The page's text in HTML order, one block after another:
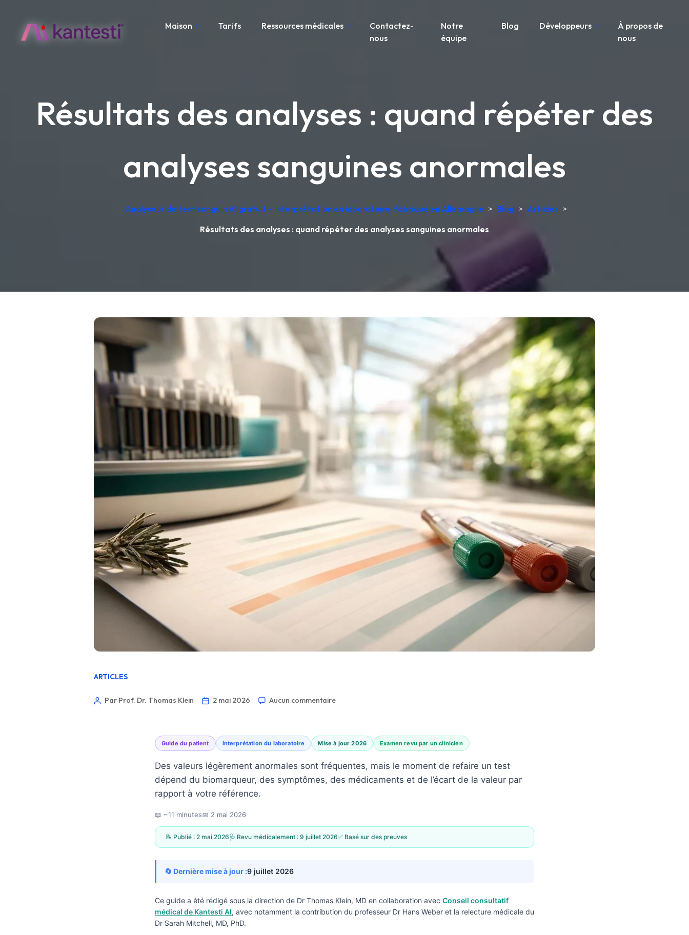
Maison Tarifs Ressources médicales
Contactez-
nous
Notre
équipe
Blog Développeurs
À propos de
nous
Résultats des analyses : quand répéter des
analyses sanguines anormales
Analyseur de test sanguin AI gratuit – Interprétation en laboratoire, fabriqué en Allemagne > Blog > Articles >
Résultats des analyses : quand répéter des analyses sanguines anormales
ARTICLES
Par Prof. Dr. Thomas Klein 2 mai 2026 Aucun commentaire
Guide du patient Interprétation du laboratoire Mise à jour 2026 Examen revu par un clinicien
Des valeurs légèrement anormales sont fréquentes, mais le moment de refaire un test
dépend du biomarqueur, des symptômes, des médicaments et de l’écart de la valeur par
rapport à votre référence.
📖 ~11 minutes📅 2 mai 2026
📝 Publié : 2 mai 2026🩺 Revu médicalement : 9 juillet 2026✅ Basé sur des preuves
🔄 Dernière mise à jour :9 juillet 2026
Ce guide a été rédigé sous la direction de Dr Thomas Klein, MD en collaboration avec Conseil consultatif
médical de Kantesti AI, avec notamment la contribution du professeur Dr Hans Weber et la relecture médicale du
Dr Sarah Mitchell, MD, PhD.